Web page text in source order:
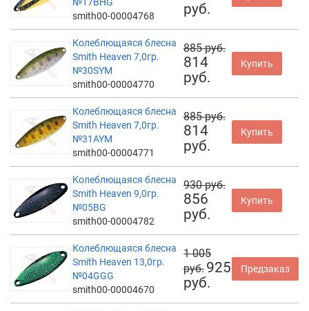
smith00-00004768
руб.
Колеблющаяся блесна
Smith Heaven 7,0гр.
№30SYM
smith00-00004770
885 руб.
814
руб.
Купить
Колеблющаяся блесна
Smith Heaven 7,0гр.
№31AYM
smith00-00004771
885 руб.
814
руб.
Купить
Колеблющаяся блесна
Smith Heaven 9,0гр.
№05BG
smith00-00004782
930 руб.
856
руб.
Купить
Колеблющаяся блесна
Smith Heaven 13,0гр.
№04GGG
smith00-00004670
1 005
руб. 925
руб.
Предзаказ